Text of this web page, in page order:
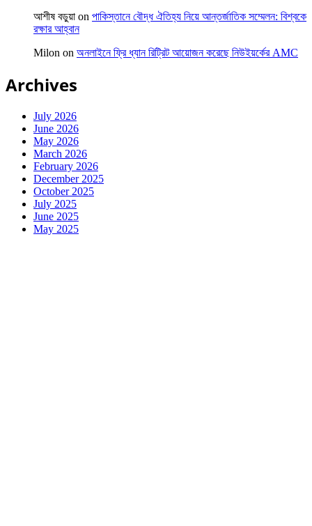
আশীষ বড়ুয়া on পাকিস্তানে বৌদ্ধ ঐতিহ্য নিয়ে আন্তর্জাতিক সম্মেলন: বিশ্বকে
রক্ষার আহ্বান
Milon on অনলাইনে ফ্রি ধ্যান রিট্রিট আয়োজন করেছে নিউইয়র্কের AMC
Archives
July 2026
June 2026
May 2026
March 2026
February 2026
December 2025
October 2025
July 2025
June 2025
May 2025